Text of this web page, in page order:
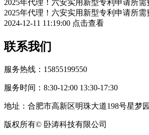
2025年代理！六安实用新型专利申请所
2025年代理！六安实用新型专利申请所
2024-12-11 11:19:00 点击查看
联系我们
服务热线：15855199550
服务时间：8:30-12:00 13:30-17:30
地址：合肥市高新区明珠大道198号星梦
版权所有© 卧涛科技有限公司